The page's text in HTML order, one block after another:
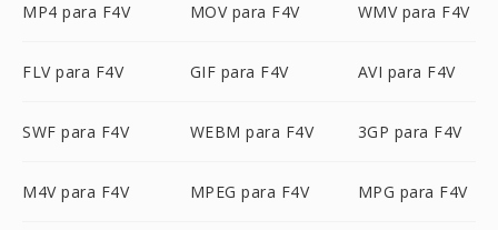
MP4 para F4V MOV para F4V WMV para F4V
FLV para F4V GIF para F4V AVI para F4V
SWF para F4V WEBM para F4V 3GP para F4V
M4V para F4V MPEG para F4V MPG para F4V